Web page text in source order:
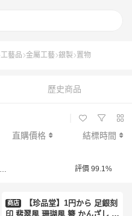
工藝品 金屬工藝 銀製 置物
歷史商品
直購價格 結標時間
評價 99.1%
商店
【珍品堂】1円から 足銀刻
印 翡翠風 珊瑚風 簪 かんざし 3